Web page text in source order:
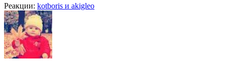
Реакции: kotboris и akigleo